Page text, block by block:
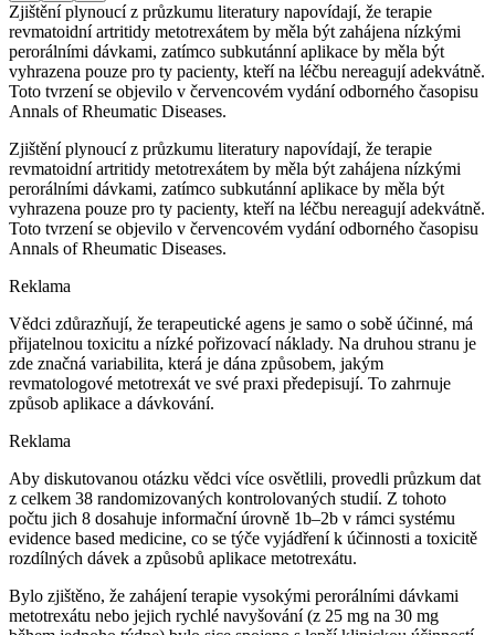
Zjištění plynoucí z průzkumu literatury napovídají, že terapie
revmatoidní artritidy metotrexátem by měla být zahájena nízkými
perorálními dávkami, zatímco subkutánní aplikace by měla být
vyhrazena pouze pro ty pacienty, kteří na léčbu nereagují adekvátně.
Toto tvrzení se objevilo v červencovém vydání odborného časopisu
Annals of Rheumatic Diseases.
Zjištění plynoucí z průzkumu literatury napovídají, že terapie
revmatoidní artritidy metotrexátem by měla být zahájena nízkými
perorálními dávkami, zatímco subkutánní aplikace by měla být
vyhrazena pouze pro ty pacienty, kteří na léčbu nereagují adekvátně.
Toto tvrzení se objevilo v červencovém vydání odborného časopisu
Annals of Rheumatic Diseases.
Reklama
Vědci zdůrazňují, že terapeutické agens je samo o sobě účinné, má
přijatelnou toxicitu a nízké pořizovací náklady. Na druhou stranu je
zde značná variabilita, která je dána způsobem, jakým
revmatologové metotrexát ve své praxi předepisují. To zahrnuje
způsob aplikace a dávkování.
Reklama
Aby diskutovanou otázku vědci více osvětlili, provedli průzkum dat
z celkem 38 randomizovaných kontrolovaných studií. Z tohoto
počtu jich 8 dosahuje informační úrovně 1b–2b v rámci systému
evidence based medicine, co se týče vyjádření k účinnosti a toxicitě
rozdílných dávek a způsobů aplikace metotrexátu.
Bylo zjištěno, že zahájení terapie vysokými perorálními dávkami
metotrexátu nebo jejich rychlé navyšování (z 25 mg na 30 mg